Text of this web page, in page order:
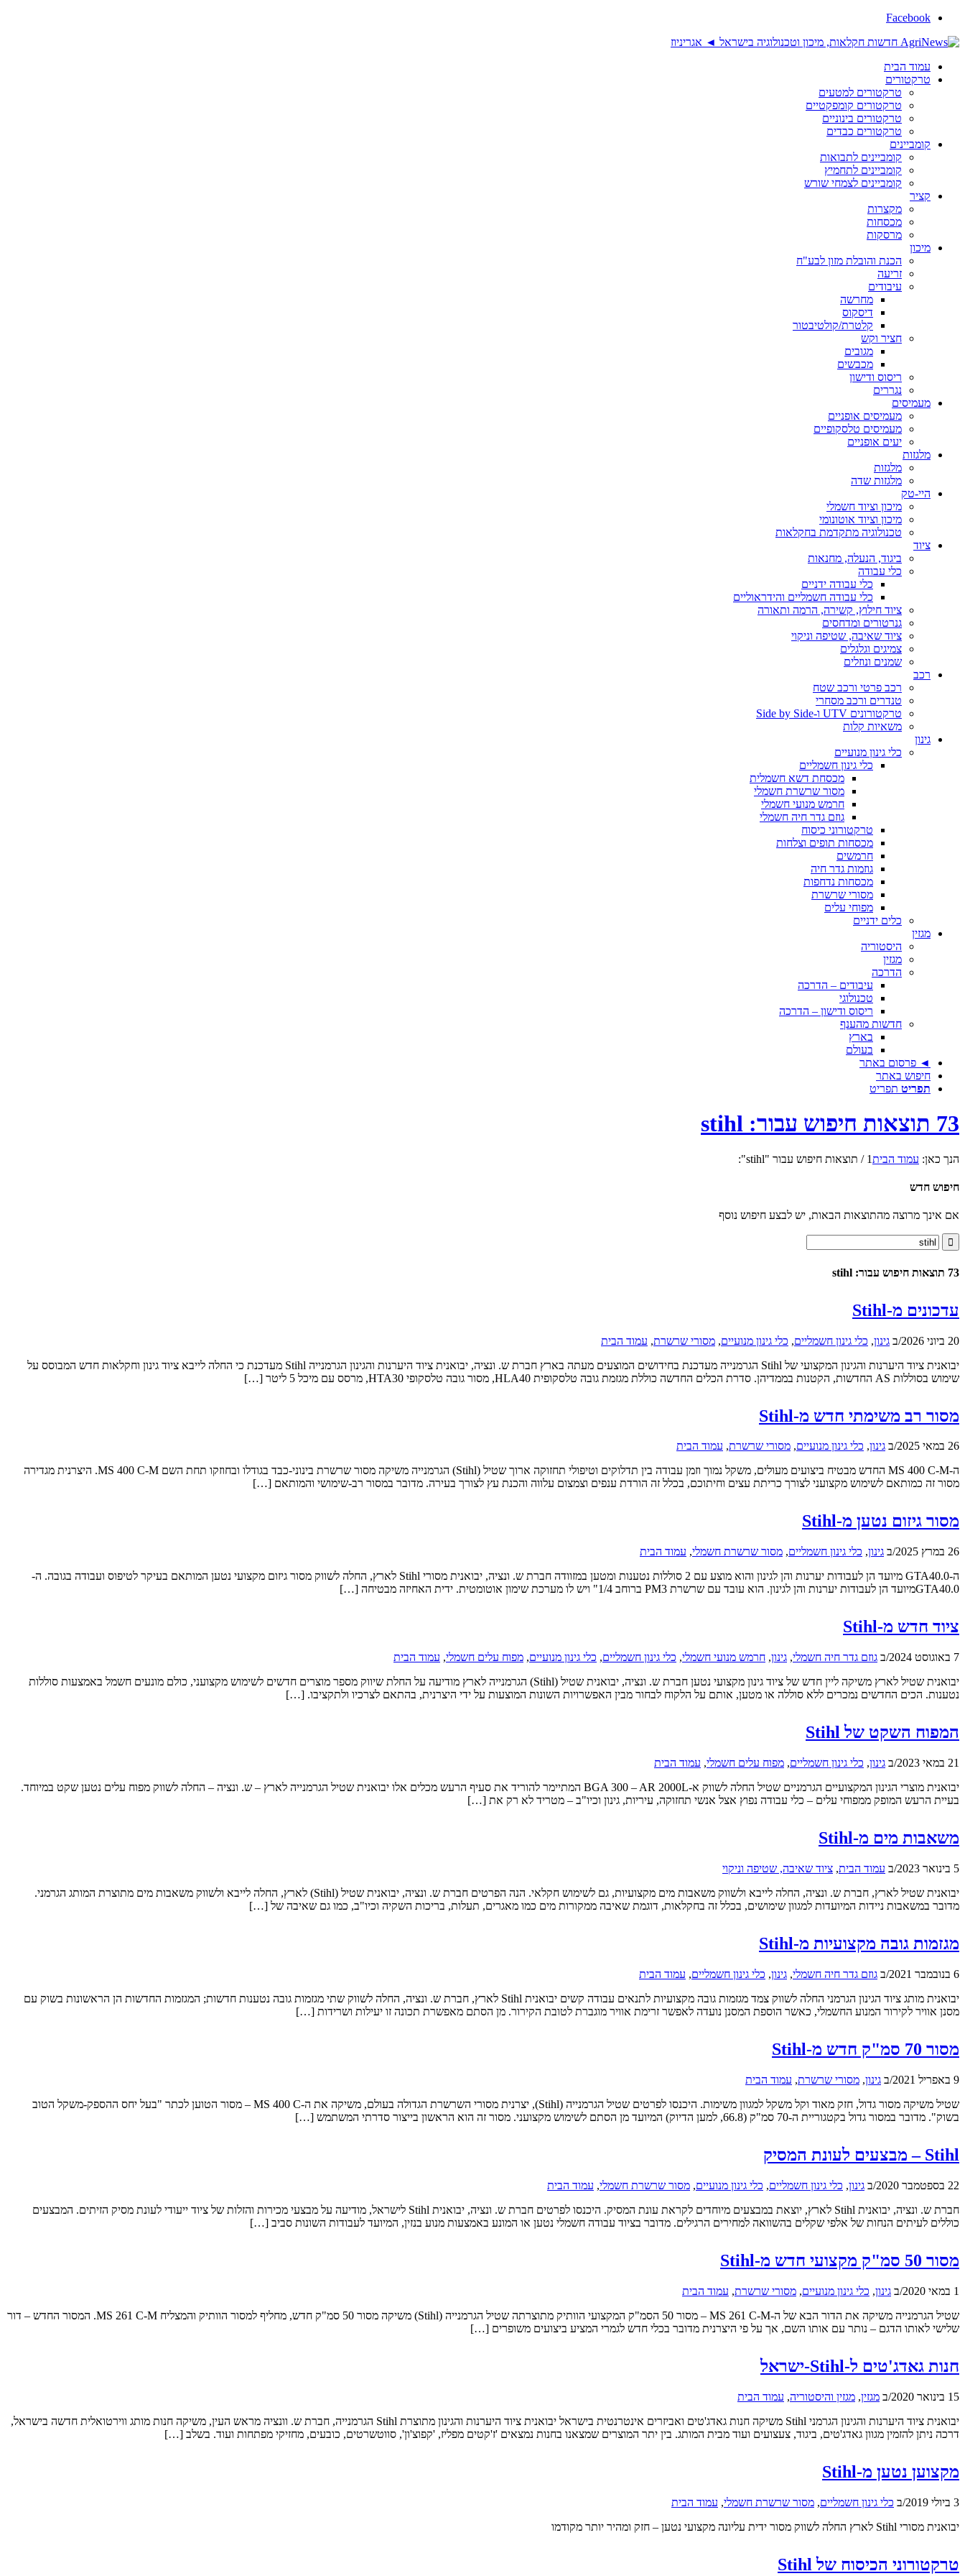
Facebook
עמוד הבית
טרקטורים
טרקטורים למטעים
טרקטורים קומפקטיים
טרקטורים בינוניים
טרקטורים כבדים
קומביינים
קומביינים לתבואות
קומביינים לתחמיץ
קומביינים לצמחי שורש
קציר
מקצרות
מכסחות
מרסקות
מיכון
הכנת והובלת מזון לבע"ח
זריעה
עיבודים
מחרשה
דיסקוס
קלטרת/קולטיבטור
חציר וקש
מגובים
מכבשים
ריסוס ודישון
נגררים
מעמיסים
מעמיסים אופניים
מעמיסים טלסקופיים
יעים אופניים
מלגזות
מלגזות
מלגזות שדה
היי-טק
מיכון וציוד חשמלי
מיכון וציוד אוטונומי
טכנולוגיה מתקדמת בחקלאות
ציוד
ביגוד, הנעלה, מחנאות
כלי עבודה
כלי עבודה ידניים
כלי עבודה חשמליים והידראוליים
ציוד חילוץ, קשירה, הרמה ותאורה
גנרטורים ומדחסים
ציוד שאיבה, שטיפה וניקוי
צמיגים וגלגלים
שמנים ונוזלים
רכב
רכב פרטי ורכב שטח
טנדרים ורכב מסחרי
טרקטורונים UTV ו-Side by Side
משאיות קלות
גינון
כלי גינון מנועיים
כלי גינון חשמליים
מכסחת דשא חשמלית
מסור שרשרת חשמלי
חרמש מנועי חשמלי
גוזם גדר חיה חשמלי
טרקטורוני כיסוח
מכסחות תופים וצלחות
חרמשים
גוזמות גדר חיה
מכסחות נדחפות
מסורי שרשרת
מפוחי עלים
כלים ידניים
מגזין
היסטוריה
מגזין
הדרכה
עיבודים – הדרכה
טכנולוגי
ריסוס ודישון – הדרכה
חדשות מהענף
בארץ
בעולם
◄ פרסום באתר
חיפוש באתר
תפריט תפריט
73 תוצאות חיפוש עבור: stihl
הנך כאן: עמוד הבית1
/ תוצאות חיפוש עבור "stihl":
חיפוש חדש
אם אינך מרוצה מהתוצאות הבאות, יש לבצע חיפוש נוסף
73 תוצאות חיפוש עבור: stihl
עדכונים מ-Stihl
20 ביוני 2026 /ב גינון, כלי גינון חשמליים, כלי גינון מנועיים, מסורי שרשרת, עמוד הבית
יבואנית ציוד היערנות והגינון המקצועי של Stihl הגרמנייה מעדכנת בחידושים המוצעים מעתה בארץ חברת ש. ונציה, יבואנית ציוד היערנות והגינון הגרמנייה Stihl מעדכנת כי החלה לייבא ציוד גינון וחקלאות חדש המבוסס על
שימוש בסוללות AS החדשות, הקטנות בממדיהן. סדרת הכלים החדשה כוללת מגזמת גובה טלסקופית HLA40, מסור גובה טלסקופי HTA30, מרסס עם מיכל 5 ליטר […]
מסור רב משימתי חדש מ-Stihl
26 במאי 2025 /ב גינון, כלי גינון מנועיים, מסורי שרשרת, עמוד הבית
ה-MS 400 C-M החדש מבטיח ביצועים מעולים, משקל נמוך וזמן עבודה בין תדלוקים וטיפולי תחזוקה ארוך שטיל (Stihl) הגרמנייה משיקה מסור שרשרת בינוני-כבד בגודלו ובחוזקו תחת השם MS 400 C-M. היצרנית מגדירה
מסור זה כמותאם לשימוש מקצועני לצורך כריתת עצים וחיתוכם, בכלל זה הורדת ענפים וצמצום עלווה והכנת עץ לצורך בעירה. מדובר במסור רב-שימושי והמותאם […]
מסור גיזום נטען מ-Stihl
26 במרץ 2025 /ב גינון, כלי גינון חשמליים, מסור שרשרת חשמלי, עמוד הבית
ה-GTA40.0 מיועד הן לעבודות יערנות והן לגינון והוא מוצע עם 2 סוללות נטענות ומטען במזוודה חברת ש. ונציה, יבואנית מסורי Stihl לארץ, החלה לשווק מסור גיזום מקצועי נטען המותאם בעיקר לטיפוס ועבודה בגובה. ה-
GTA40.0מיועד הן לעבודות יערנות והן לגינון. הוא עובד עם שרשרת PM3 ברוחב 1/4" ויש לו מערכת שימון אוטומטית. ידית האחיזה מבטיחה […]
ציוד חדש מ-Stihl
7 באוגוסט 2024 /ב גוזם גדר חיה חשמלי, גינון, חרמש מנועי חשמלי, כלי גינון חשמליים, כלי גינון מנועיים, מפוח עלים חשמלי, עמוד הבית
יבואנית שטיל לארץ משיקה ליין חדש של ציוד גינון מקצועי נטען חברת ש. ונציה, יבואנית שטיל (Stihl) הגרמנייה לארץ מודיעה על החלת שיווק מספר מוצרים חדשים לשימוש מקצועני, כולם מונעים חשמל באמצעות סוללות
נטענות. הכים החדשים נמכרים ללא סוללה או מטען, אותם על הלקוח לבחור מבין האפשרויות השונות המוצעות על ידי היצרנית, בהתאם לצרכיו ולתקציבו. […]
המפוח השקט של Stihl
21 במאי 2023 /ב גינון, כלי גינון חשמליים, מפוח עלים חשמלי, עמוד הבית
יבואנית מוצרי הגינון המקצועיים הגרמניים שטיל החלה לשווק א-BGA 300 – AR 2000L המתיימר להוריד את סעיף הרעש מכלים אלו יבואנית שטיל הגרמנייה לארץ – ש. ונציה – החלה לשווק מפוח עלים נטען שקט במיוחד.
בעיית הרעש המופק ממפוחי עלים – כלי עבודה נפוץ אצל אנשי תחזוקה, עיריות, גינון וכיו"ב – מטריד לא רק את […]
משאבות מים מ-Stihl
5 בינואר 2023 /ב עמוד הבית, ציוד שאיבה, שטיפה וניקוי
יבואנית שטיל לארץ, חברת ש. ונציה, החלה לייבא ולשווק משאבות מים מקצועיות, גם לשימוש חקלאי. הנה הפרטים חברת ש. ונציה, יבואנית שטיל (Stihl) לארץ, החלה לייבא ולשווק משאבות מים מתוצרת המותג הגרמני.
מדובר במשאבות ניידות המיועדות למגוון שימושים, בכלל זה בחקלאות, דוגמת שאיבה ממקורות מים כמו מאגרים, תעלות, בריכות השקיה וכיו"ב, כמו גם שאיבה של […]
מגזמות גובה מקצועיות מ-Stihl
6 בנובמבר 2021 /ב גוזם גדר חיה חשמלי, גינון, כלי גינון חשמליים, עמוד הבית
יבואנית מותג ציוד הגינון הגרמני החלה לשווק צמד מגזמות גובה מקצועיות לתנאים עבודה קשים יבואנית Stihl לארץ, חברת ש. ונציה, החלה לשווק שתי מגזמות גובה נטענות חדשות; המגזמות החדשות הן הראשונות בשוק עם
מסנן אוויר לקירור המנוע החשמלי, כאשר הוספת המסנן נועדה לאפשר זרימת אוויר מוגברת לטובת הקירור. מן הסתם מאפשרת תכונה זו יעילות ושרידות […]
מסור 70 סמ"ק חדש מ-Stihl
9 באפריל 2021 /ב גינון, מסורי שרשרת, עמוד הבית
שטיל משיקה מסור גדול, חזק מאוד וקל משקל למגוון משימות. היכנסו לפרטים שטיל הגרמנייה (Stihl), יצרנית מסורי השרשרת הגדולה בעולם, משיקה את ה-MS 400 C – מסור הטוען לכתר "בעל יחס ההספק-משקל הטוב
בשוק". מדובר במסור גדול בקטגוריית ה-70 סמ"ק (66.8, למען הדיוק) המיועד מן הסתם לשימוש מקצועני. מסור זה הוא הראשון בייצור סדרתי המשתמש […]
Stihl – מבצעים לעונת המסיק
22 בספטמבר 2020 /ב גינון, כלי גינון חשמליים, כלי גינון מנועיים, מסור שרשרת חשמלי, עמוד הבית
חברת ש. ונציה, יבואנית Stihl לארץ, יוצאת במבצעים מיוחדים לקראת עונת המסיק. היכנסו לפרטים חברת ש. ונציה, יבואנית Stihl לישראל, מודיעה על מבצעי מכירות והזלות של ציוד ייעודי לעונת מסיק הזיתים. המבצעים
כוללים לעיתים הנחות של אלפי שקלים בהשוואה למחירים הרגילים. מדובר בציוד עבודה חשמלי נטען או המונע באמצעות מנוע בנזין, המיועד לעבודות השונות סביב […]
מסור 50 סמ"ק מקצועי חדש מ-Stihl
1 במאי 2020 /ב גינון, כלי גינון מנועיים, מסורי שרשרת, עמוד הבית
שטיל הגרמנייה משיקה את הדור הבא של ה-MS 261 C-M – מסור 50 הסמ"ק המקצועי הוותיק מתוצרתה שטיל הגרמנייה (Stihl) משיקה מסור 50 סמ"ק חדש, מחליף למסור הוותיק והמצליח MS 261 C-M. המסור החדש – דור
שלישי לאותו הדגם – נותר עם אותו השם, אך על פי היצרנית מדובר בכלי חדש לגמרי המציע ביצועים משופרים […]
חנות גאדג'טים ל-Stihl-ישראל
15 בינואר 2020 /ב מגזין, מגזין והיסטוריה, עמוד הבית
יבואנית ציוד היערנות והגינון הגרמני Stihl משיקה חנות גאדג'טים ואביזרים אינטרנטית בישראל יבואנית ציוד היערנות והגינון מתוצרת Stihl הגרמנייה, חברת ש. וונציה מראש העין, משיקה חנות מותג ווירטואלית חדשה בישראל,
דרכה ניתן להזמין מגוון גאדג'טים, ביגוד, צעצועים ועוד מבית המותג. בין יתר המוצרים שמצאנו בחנות נמצאים 'ז'קטים מפליז, 'קפוצ'ון', סווטשרטים, כובעים, מחזיקי מפתחות ועוד. בשלב […]
מקצוען נטען מ-Stihl
3 ביולי 2019 /ב כלי גינון חשמליים, מסור שרשרת חשמלי, עמוד הבית
יבואנית מסורי Stihl לארץ החלה לשווק מסור ידית עליונה מקצועי נטען – חזק ומהיר יותר מקודמו
טרקטורוני הכיסוח של Stihl